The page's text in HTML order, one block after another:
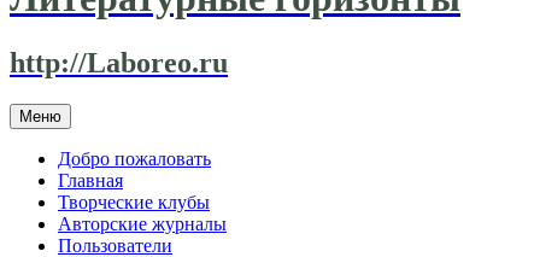
http://Laboreo.ru
Меню Перейти
к
содержимому
Добро пожаловать
Главная
Творческие клубы
Авторские журналы
Пользователи